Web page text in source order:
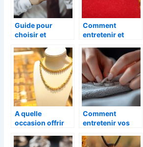
Guide pour
choisir et
montre homme
Comment
entretenir et
durée de vie de
vos bijoux en
plaqué or
A quelle
occasion offrir
personnalisé ?
Comment
entretenir vos
inoxydable pour